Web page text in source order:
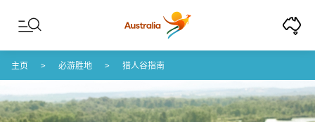
Skip to content
Skip to footer navigation
主页 必游胜地 猎人谷指南